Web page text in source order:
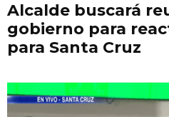
Alcalde buscará
gobierno para
para Santa Cruz